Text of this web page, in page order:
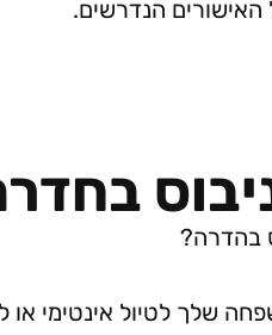
הנדרשים.
בהדרה?
שלך לטיול אינטימי או